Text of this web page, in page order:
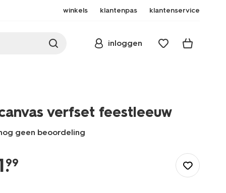
winkels klantenpas klantenservice
inloggen
verfset feestleeuw
geen beoordeling
.
99